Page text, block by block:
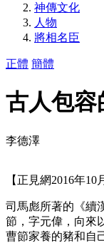
神傳文化
人物
將相名臣
正體 簡體
古人包容
李德澤
【正見網2016年10
司馬彪所著的《續
節，字元偉，向來
曹節家養的豬和自